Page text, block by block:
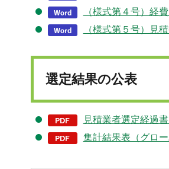
（様式第４号）経
（様式第５号）見
選定結果の公表
見積業者選定経過
集計結果表（グロ